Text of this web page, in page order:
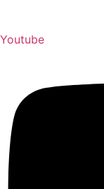
Youtube